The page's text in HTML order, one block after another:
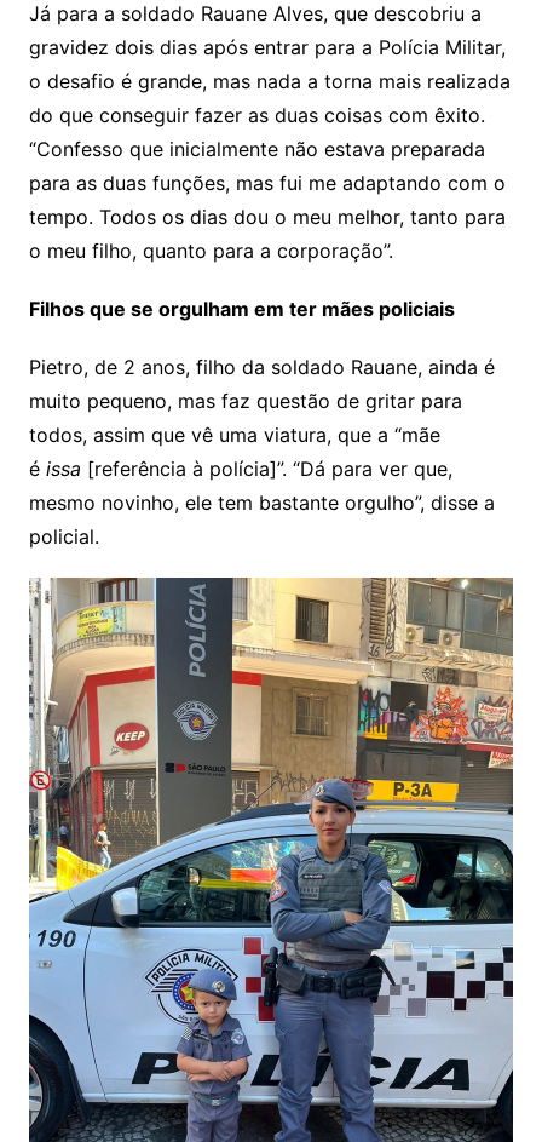
Já para a soldado Rauane Alves, que descobriu a
gravidez dois dias após entrar para a Polícia Militar,
o desafio é grande, mas nada a torna mais realizada
do que conseguir fazer as duas coisas com êxito.
“Confesso que inicialmente não estava preparada
para as duas funções, mas fui me adaptando com o
tempo. Todos os dias dou o meu melhor, tanto para
o meu filho, quanto para a corporação”.
Filhos que se orgulham em ter mães policiais
Pietro, de 2 anos, filho da soldado Rauane, ainda é
muito pequeno, mas faz questão de gritar para
todos, assim que vê uma viatura, que a “mãe
é issa [referência à polícia]”. “Dá para ver que,
mesmo novinho, ele tem bastante orgulho”, disse a
policial.